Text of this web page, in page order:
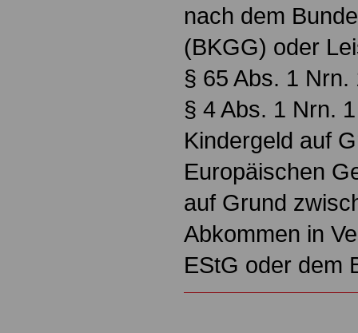
nach dem
(BKGG) oder
§ 65 Abs. 1
§ 4 Abs. 1 Nrn.
Kindergeld auf
Europäischen
auf Grund
Abkommen in
EStG oder